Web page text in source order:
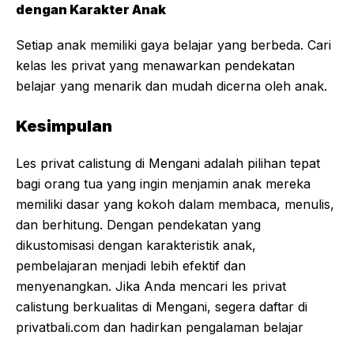
dengan Karakter Anak
Setiap anak memiliki gaya belajar yang berbeda. Cari
kelas les privat yang menawarkan pendekatan
belajar yang menarik dan mudah dicerna oleh anak.
Kesimpulan
Les privat calistung di Mengani adalah pilihan tepat
bagi orang tua yang ingin menjamin anak mereka
memiliki dasar yang kokoh dalam membaca, menulis,
dan berhitung. Dengan pendekatan yang
dikustomisasi dengan karakteristik anak,
pembelajaran menjadi lebih efektif dan
menyenangkan. Jika Anda mencari les privat
calistung berkualitas di Mengani, segera daftar di
privatbali.com dan hadirkan pengalaman belajar